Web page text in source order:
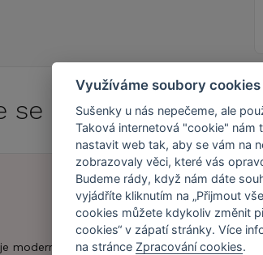
se doCaresse
moderní obchod s
Náš příběh
Využíváme soubory cookies
Sušenky u nás nepečeme, ale
Taková internetová "cookie" nám
nastavit web tak, aby se vám na
zobrazovaly věci, které vás
Budeme rády, když nám dáte
vyjádříte kliknutím na „Přijmout
cookies můžete kdykoliv změnit
cookies“ v zápatí stránky. Více
na stránce Zpracování cookies.